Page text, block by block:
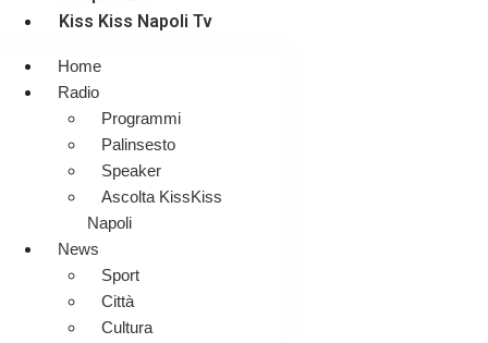
Kiss Kiss Napoli Tv
Home
Radio
Programmi
Palinsesto
Speaker
Ascolta KissKiss
Napoli
News
Sport
Città
Cultura